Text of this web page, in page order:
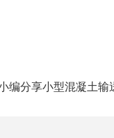
编分享小型混凝土输